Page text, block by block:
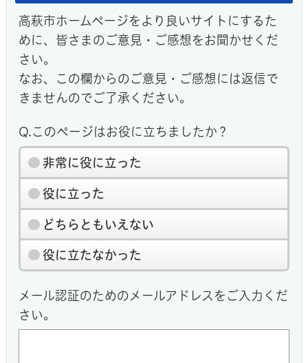
高萩市ホームページをより良いサイトにするた
めに、皆さまのご意見・ご感想をお聞かせくだ
さい。
なお、この欄からのご意見・ご感想には返信で
きませんのでご了承ください。
Q.このページはお役に立ちましたか？
非常に役に立った
役に立った
どちらともいえない
役に立たなかった
メール認証のためのメールアドレスをご入力くだ
さい。